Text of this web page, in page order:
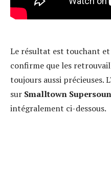
Le résultat est touchant
confirme que les
toujours aussi précieuses.
sur Smalltown
intégralement ci-dessous.